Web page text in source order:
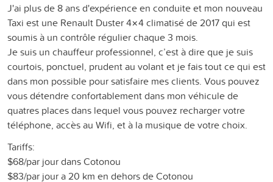
J'ai plus de 8 ans d'expérience en conduite et mon nouveau
Taxi est une Renault Duster 4×4 climatisé de 2017 qui est
soumis à un contrôle régulier chaque 3 mois.
Je suis un chauffeur professionnel, c’est à dire que je suis
courtois, ponctuel, prudent au volant et je fais tout ce qui est
dans mon possible pour satisfaire mes clients. Vous pouvez
vous détendre confortablement dans mon véhicule de
quatres places dans lequel vous pouvez recharger votre
téléphone, accès au Wifi, et à la musique de votre choix.
Tariffs:
$68/par jour dans Cotonou
$83/par jour a 20 km en dehors de Cotonou